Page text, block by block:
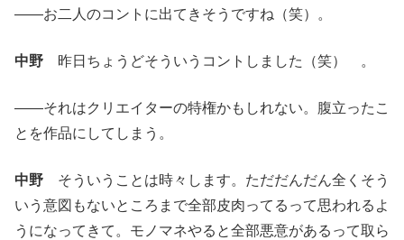
——お二人のコントに出てきそうですね（笑）。
中野 昨日ちょうどそういうコントしました（笑） 。
——それはクリエイターの特権かもしれない。腹立ったこ
とを作品にしてしまう。
中野 そういうことは時々します。ただだんだん全くそう
いう意図もないところまで全部皮肉ってるって思われるよ
うになってきて。モノマネやると全部悪意があるって取ら